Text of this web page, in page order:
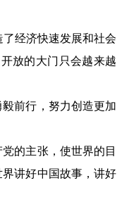
经济快速发展和社会
放的大门只会越来越
前行，努力创造更加
的主张，使世界的目
讲好中国故事，讲好